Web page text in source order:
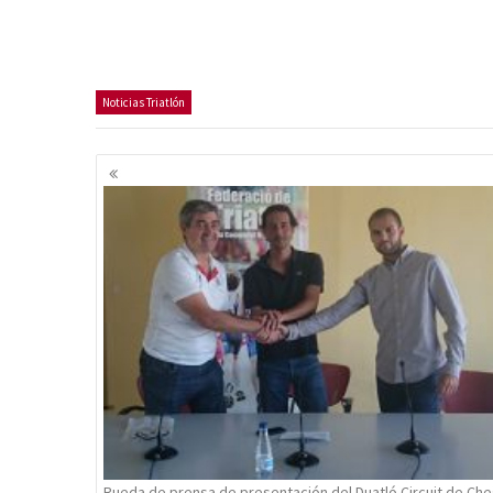
Noticias Triatlón
Navegación
de
entradas